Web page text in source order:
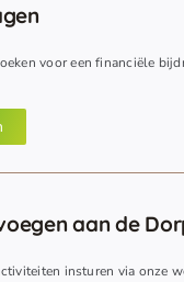
voor een financiële
aan de
insturen via onze